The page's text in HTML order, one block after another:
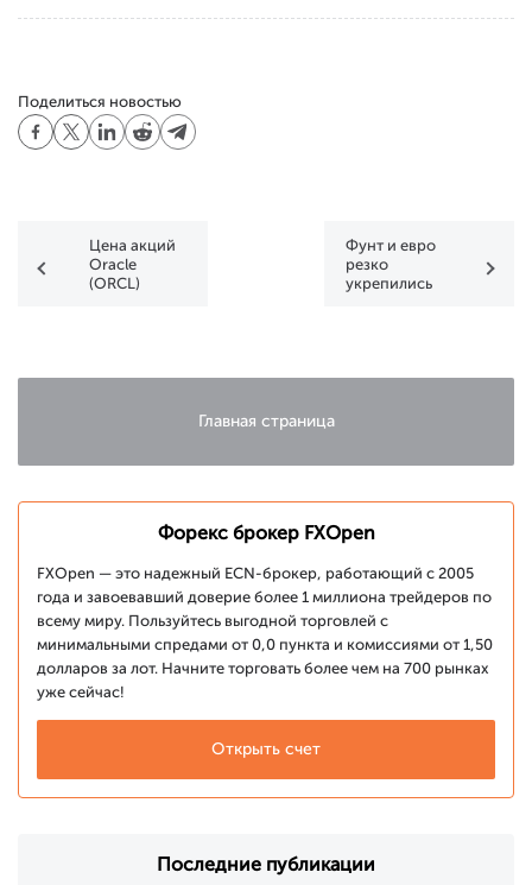
Поделиться новостью
Цена акций
Oracle
(ORCL)
Фунт и евро
резко
укрепились
Главная страница
Форекс брокер FXOpen
FXOpen — это надежный ECN-брокер, работающий с 2005
года и завоевавший доверие более 1 миллиона трейдеров по
всему миру. Пользуйтесь выгодной торговлей с
минимальными спредами от 0,0 пункта и комиссиями от 1,50
долларов за лот. Начните торговать более чем на 700 рынках
уже сейчас!
Открыть счет
Последние публикации